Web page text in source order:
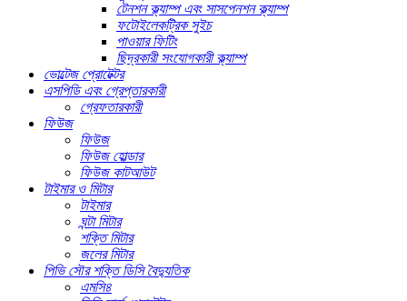
টেনশন ক্ল্যাম্প এবং সাসপেনশন ক্ল্যাম্প
ফটোইলেকট্রিক সুইচ
পাওয়ার ফিটিং
ছিদ্রকারী সংযোগকারী ক্ল্যাম্প
ভোল্টেজ প্রোটেক্টর
এসপিডি এবং গ্রেপ্তারকারী
গ্রেফতারকারী
ফিউজ
ফিউজ
ফিউজ হোল্ডার
ফিউজ কাটআউট
টাইমার ও মিটার
টাইমার
ঘন্টা মিটার
শক্তি মিটার
জলের মিটার
পিভি সৌর শক্তি ডিসি বৈদ্যুতিক
এমসি৪